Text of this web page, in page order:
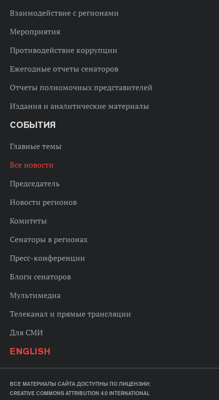
Взаимодействие с регионами
Мероприятия
Противодействие коррупции
Ежегодные отчеты сенаторов
Отчеты полномочных представителей
Издания и аналитические материалы
СОБЫТИЯ
Главные темы
Все новости
Председатель
Новости регионов
Комитеты
Сенаторы в регионах
Пресс-конференции
Блоги сенаторов
Мультимедиа
Телеканал и прямые трансляции
Для СМИ
ENGLISH
ВСЕ МАТЕРИАЛЫ САЙТА ДОСТУПНЫ ПО ЛИЦЕНЗИИ:
CREATIVE COMMONS ATTRIBUTION 4.0 INTERNATIONAL